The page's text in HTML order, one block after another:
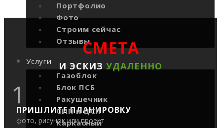
Портфолио
Фото
Строим сейчас
Отзывы
Услуги
Газоблок
Блок ПСБ
Ракушечник
СИП и ЦСП
Каркасный
CМЕТА
И ЭСКИЗ УДАЛЕННО
1ПРИШЛИТЕ ПЛАНИРОВКУ
фото, рисунок или проект